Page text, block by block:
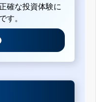
確な投資体験に
す。